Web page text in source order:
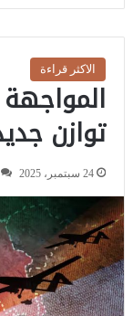
الاكثر قراءة
توازن
24 سبتمبر، 2025